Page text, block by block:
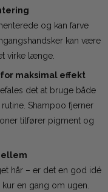
og kan farve
kan være
virke længe.
maksimal effekt
det at bruge både
Shampoo fjerner
tilfører pigment og
hår – er det en god idé
en gang om ugen.